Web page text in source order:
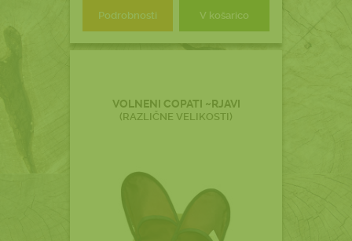
Podrobnosti V košarico
VOLNENI COPATI ~RJAVI
(RAZLIČNE VELIKOSTI)